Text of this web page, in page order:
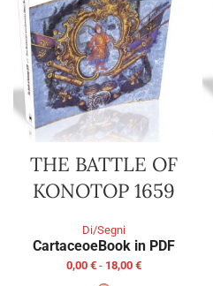
THE BATTLE OF
KONOTOP 1659
Di/Segni
CartaceoeBook in PDF
0,00 € - 18,00 €